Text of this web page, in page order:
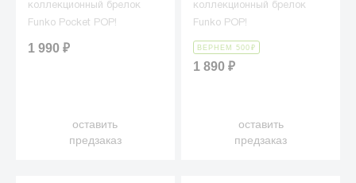
коллекционный брелок
Funko Pocket POP!
1 990₽
оставить
предзаказ
коллекционный брелок
Funko POP!
ВЕРНЕМ 500 ₽
1 890₽
оставить
предзаказ